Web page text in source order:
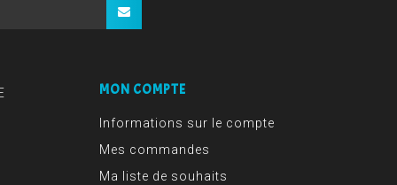
MON COMPTE
Informations sur le compte
Mes commandes
Ma liste de souhaits